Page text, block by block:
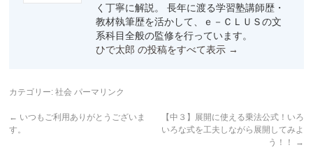
く丁寧に解説。 長年に渡る学習塾講師歴・
教材執筆歴を活かして、ｅ－ＣＬＵＳの文
系科目全般の監修を行っています。
ひで太郎 の投稿をすべて表示 →
カテゴリー:社会 パーマリンク
← いつもご利用ありがとうございま
す。
【中３】展開に使える乗法公式！いろ
いろな式を工夫しながら展開してみよ
う！！
→